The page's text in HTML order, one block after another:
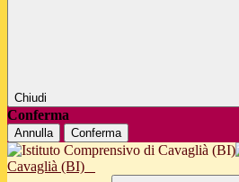
Chiudi
Conferma
Annulla Conferma
Cavaglià (BI)